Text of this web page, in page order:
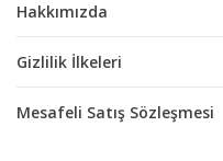
Hakkımızda
Gizlilik İlkeleri
Mesafeli Satış Sözleşmesi